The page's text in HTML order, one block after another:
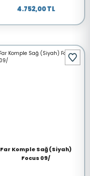
4.752,00 TL
Far Komple Sağ (Siyah)
Focus 09/